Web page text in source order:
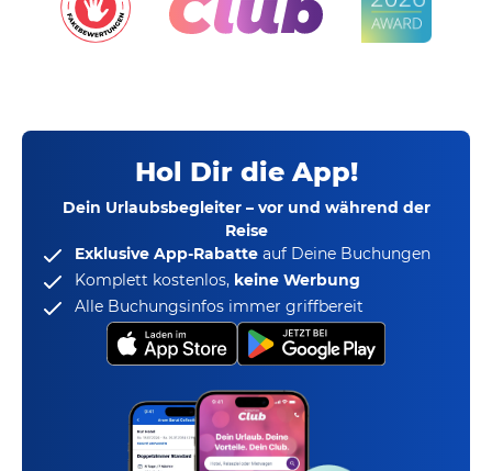
Hol Dir die App!
Dein Urlaubsbegleiter – vor und während der
Reise
Exklusive App-Rabatte auf Deine Buchungen
Komplett kostenlos, keine Werbung
Alle Buchungsinfos immer griffbereit